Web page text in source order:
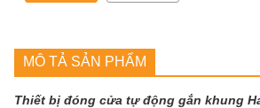
MÔ TẢ SẢN PHẨM
Thiết bị đóng cửa tự động gắn khung